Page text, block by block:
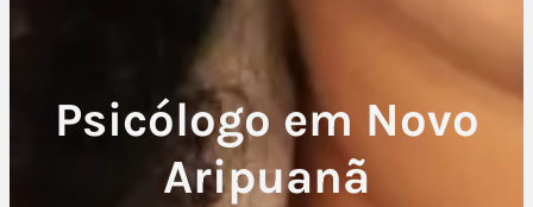
Psicólogo em Novo
Aripuanã